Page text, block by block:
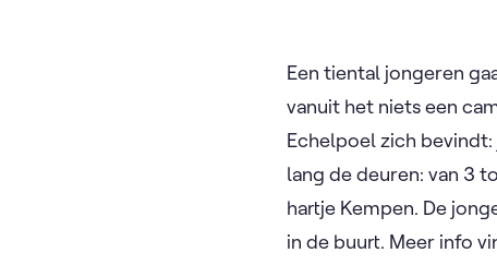
Een tiental jongeren
vanuit het niets een
Echelpoel zich
lang de deuren: van 3
hartje Kempen. De
in de buurt. Meer info